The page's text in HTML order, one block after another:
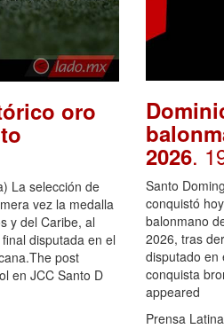
oro
La selección de
vez la medalla
y del Caribe, al
disputada en el
post
en JCC Santo D
2026.
Santo
conquistó
balonmano
2026, tras
disputado en
conquista
appeared
Prensa Latina